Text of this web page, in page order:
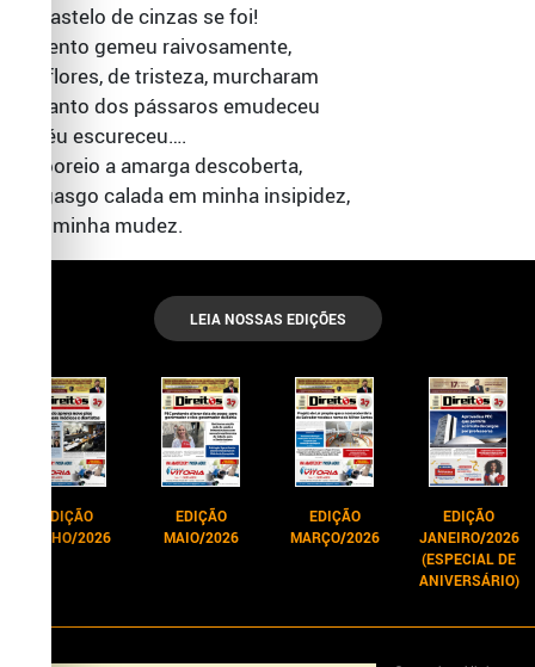
O Castelo de cinzas se foi!
O vento gemeu raivosamente,
As flores, de tristeza, murcharam
O canto dos pássaros emudeceu
o céu escureceu….
Saboreio a amarga descoberta,
Engasgo calada em minha insipidez,
Em minha mudez.
LEIA NOSSAS EDIÇÕES
EDIÇÃO
JUNHO/2026
EDIÇÃO
MAIO/2026
EDIÇÃO
MARÇO/2026
EDIÇÃO
JANEIRO/2026
(ESPECIAL DE
ANIVERSÁRIO)